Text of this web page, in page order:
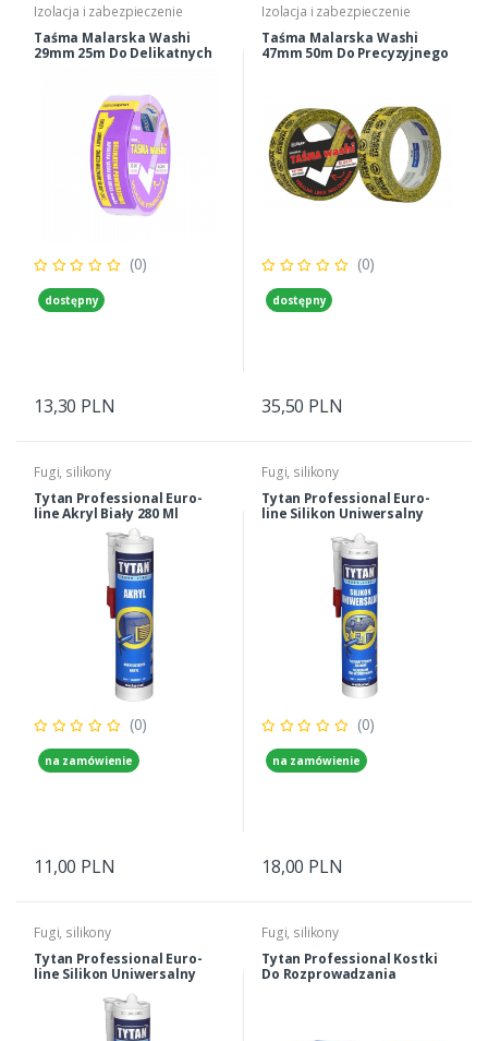
Izolacja i zabezpieczenie
Taśma Malarska Washi
29mm 25m Do Delikatnych
(0)
dostępny
13,30 PLN
Izolacja i zabezpieczenie
Taśma Malarska Washi
47mm 50m Do Precyzyjnego
(0)
dostępny
35,50 PLN
Fugi, silikony
Tytan Professional Euro-
line Akryl Biały 280 Ml
(0)
na zamówienie
11,00 PLN
Fugi, silikony
Tytan Professional Euro-
line Silikon Uniwersalny
(0)
na zamówienie
18,00 PLN
Fugi, silikony
Tytan Professional Euro-
line Silikon Uniwersalny
Fugi, silikony
Tytan Professional Kostki
Do Rozprowadzania